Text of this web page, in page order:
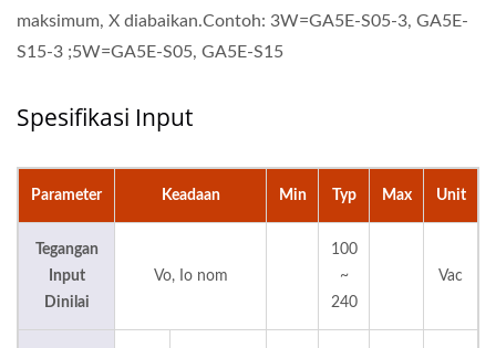
maksimum, X diabaikan.Contoh: 3W=GA5E-S05-3, GA5E-
S15-3 ;5W=GA5E-S05, GA5E-S15
Spesifikasi Input
Parameter Keadaan Min Typ Max Unit
Tegangan
Input
Dinilai
Vo, Io nom
100
~
240
Vac